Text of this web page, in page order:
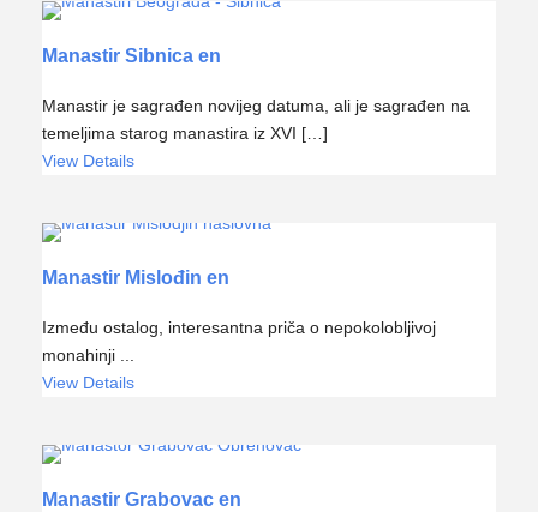
Manastir Sibnica en
Manastir je sagrađen novijeg datuma, ali je sagrađen na
temeljima starog manastira iz XVI […]
View Details
Manastir Mislođin en
Između ostalog, interesantna priča o nepokolobljivoj
monahinji ...
View Details
Manastir Grabovac en